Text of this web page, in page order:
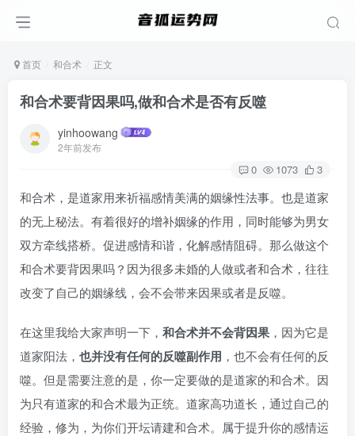
首页 和合术 正文
和合术要背因果吗,做和合术是否有反噬
yinhoowang
2年前发布
0 1073 3
和合术，是道家用来祈福感情美满的姻缘性法事。也是道家
的无上秘法。有着很好的增补姻缘的作用，同时能够为男女
双方牵线搭桥。促进感情和谐，化解感情阻碍。那么做这个
和合术要背因果吗？因为很多未婚的人做或者和合术，往往
改变了自己的姻缘线，会不会带来因果或者是反噬。
在这里我给大家声明一下， 和合术并不会背因果 ，因为它是
道家阳法， 也并没有任何的反噬副作用 ，也不会有任何的反
噬。但是需要注意的是，你一定要做的是道家的和合术。因
为只有道家的和合术最为正统。道家高功道长，通过自己的
经验，修为，为你们开坛请建和合术。属于提升你的感情运